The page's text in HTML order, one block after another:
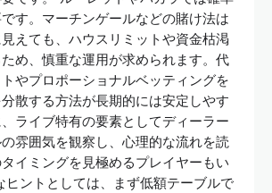
す。マーチンゲールなどの賭け法は
えても、ハウスリミットや資金枯渇
め、慎重な運用が求められます。代
やプロポーショナルベッティングを
散する方法が長期的には安定しやす
ライブ特有の要素としてディーラー
雰囲気を観察し、心理的な流れを読
イミングを見極めるプレイヤーもい
ヒントとしては、まず低額テーブルで